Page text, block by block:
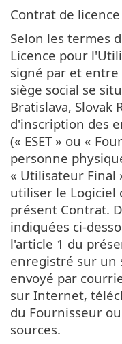
Contrat de
Selon les termes
Licence pour
signé par et entre
siège social se
Bratislava, Slovak
d'inscription des
(« ESET » ou «
personne
« Utilisateur Final
utiliser le Logiciel
présent Contrat.
indiquées ci-
l'article 1 du
enregistré sur un
envoyé par
sur Internet,
du Fournisseur
sources.